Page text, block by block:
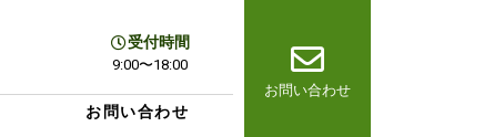
受付時間
9:00〜18:00
お問い合わせ
お問い合わせ